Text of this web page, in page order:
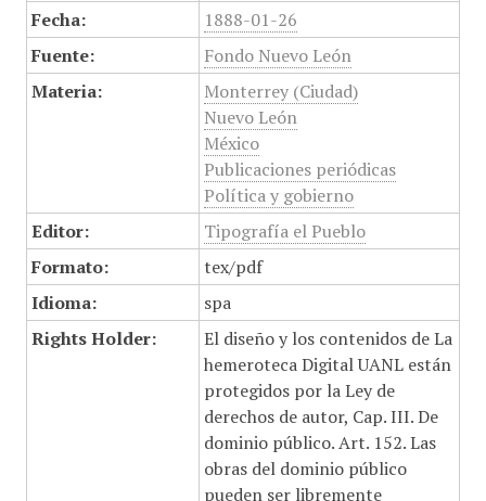
Fecha:
1888-01-26
Fuente:
Fondo Nuevo León
Materia:
Monterrey (Ciudad)
Nuevo León
México
Publicaciones periódicas
Política y gobierno
Editor:
Tipografía el Pueblo
Formato:
tex/pdf
Idioma:
spa
Rights Holder:
El diseño y los contenidos de La
hemeroteca Digital UANL están
protegidos por la Ley de
derechos de autor, Cap. III. De
dominio público. Art. 152. Las
obras del dominio público
pueden ser libremente